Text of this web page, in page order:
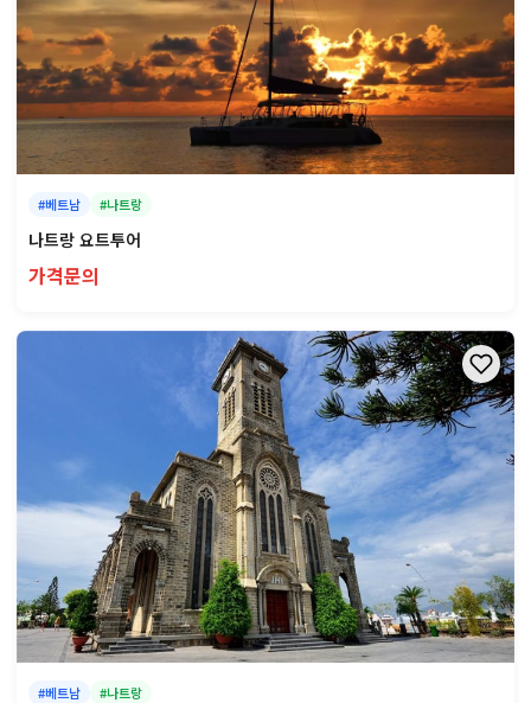
#베트남 #나트랑
나트랑 요트투어
가격문의
#베트남 #나트랑